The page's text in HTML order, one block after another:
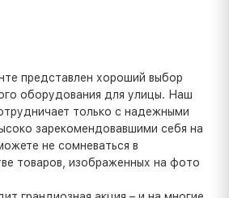
представлен хороший выбор
оборудования для улицы. Наш
только с надежными
зарекомендовавшими себя на
не сомневаться в
товаров, изображенных на фото